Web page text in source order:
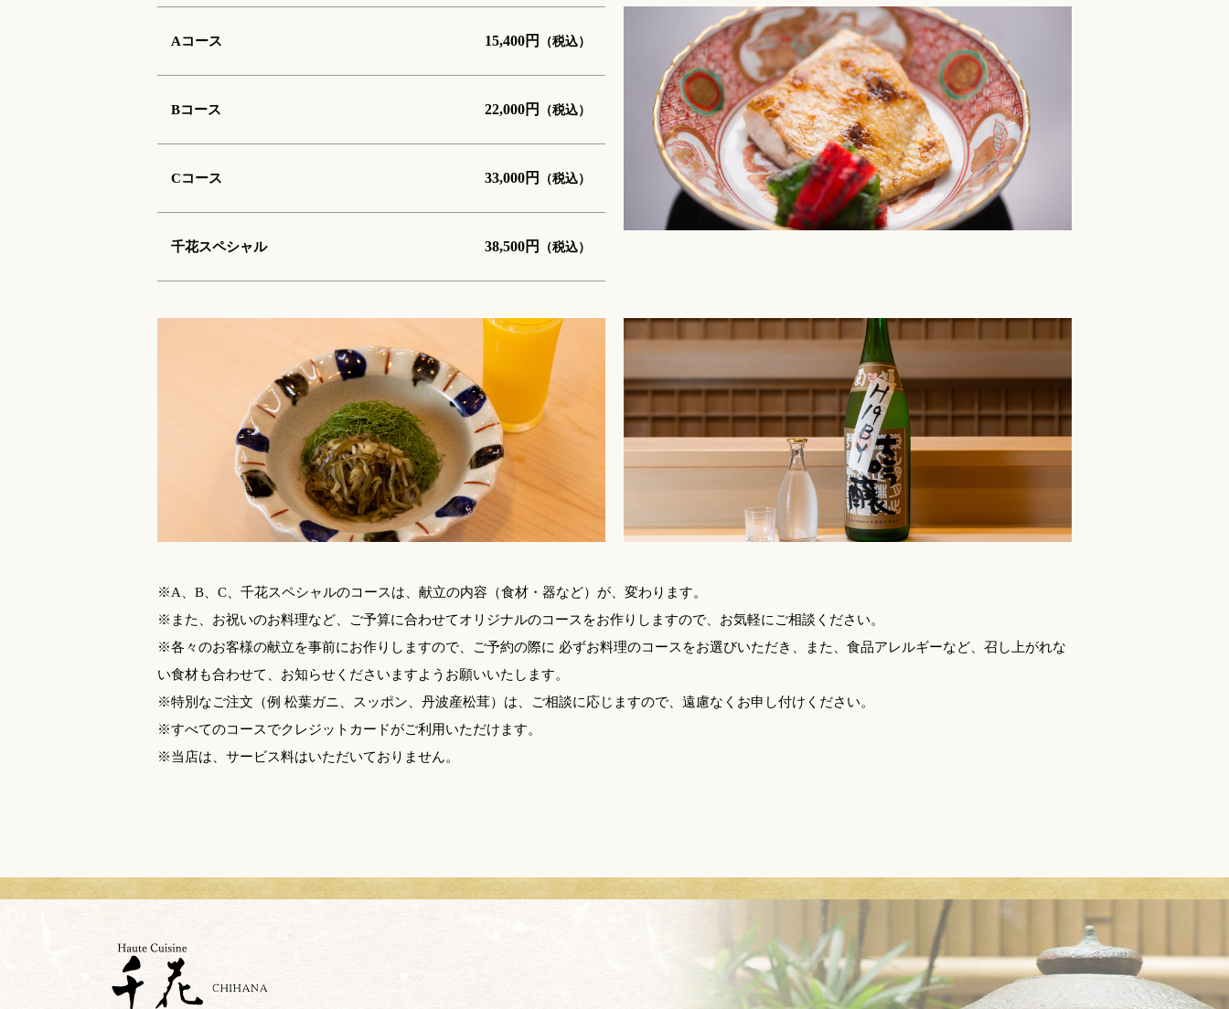
Aコース 15,400円 （税込）
Bコース 22,000円 （税込）
Cコース 33,000円 （税込）
千花スペシャル 38,500円 （税込）
※A、B、C、千花スペシャルのコースは、献立の内容（食材・器など）が、変わります。
※また、お祝いのお料理など、ご予算に合わせてオリジナルのコースをお作りしますので、お気軽にご相談ください。
※各々のお客様の献立を事前にお作りしますので、ご予約の際に 必ずお料理のコースをお選びいただき、また、食品アレルギーなど、召し上がれな
い食材も合わせて、お知らせくださいますようお願いいたします。
※特別なご注文（例 松葉ガニ、スッポン、丹波産松茸）は、ご相談に応じますので、遠慮なくお申し付けください。
※すべてのコースでクレジットカードがご利用いただけます。
※当店は、サービス料はいただいておりません。